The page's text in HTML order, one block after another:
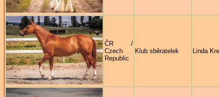
ČR /
Czech
Republic
Klub sběratelek Linda